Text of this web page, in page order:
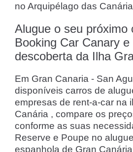
no Arquipélago das
Alugue o seu próximo
Booking Car Canary
descoberta da Ilha
Em Gran Canaria - San
disponíveis carros de
empresas de rent-a-car na
Canária , compare os
conforme as suas
Reserve e Poupe no
espanhola de Gran